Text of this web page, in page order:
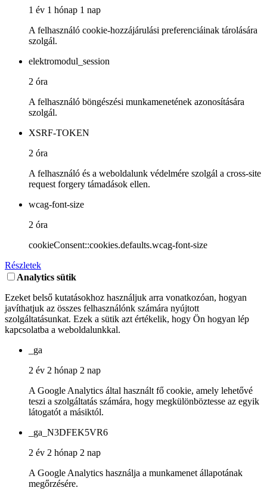
1 év 1 hónap 1 nap
A felhasználó cookie-hozzájárulási preferenciáinak tárolására
szolgál.
elektromodul_session
2 óra
A felhasználó böngészési munkamenetének azonosítására
szolgál.
XSRF-TOKEN
2 óra
A felhasználó és a weboldalunk védelmére szolgál a cross-site
request forgery támadások ellen.
wcag-font-size
2 óra
cookieConsent::cookies.defaults.wcag-font-size
Részletek
Analytics sütik
Ezeket belső kutatásokhoz használjuk arra vonatkozóan, hogyan
javíthatjuk az összes felhasználónk számára nyújtott
szolgáltatásunkat. Ezek a sütik azt értékelik, hogy Ön hogyan lép
kapcsolatba a weboldalunkkal.
_ga
2 év 2 hónap 2 nap
A Google Analytics által használt fő cookie, amely lehetővé
teszi a szolgáltatás számára, hogy megkülönböztesse az egyik
látogatót a másiktól.
_ga_N3DFEK5VR6
2 év 2 hónap 2 nap
A Google Analytics használja a munkamenet állapotának
megőrzésére.